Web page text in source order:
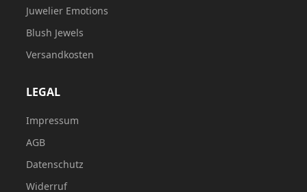
Juwelier Emotions
Blush Jewels
Versandkosten
LEGAL
Impressum
AGB
Datenschutz
Widerruf